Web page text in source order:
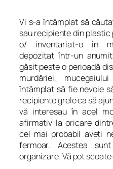
Vi s-a întâmplat să
sau recipiente din
o/ inventariat-o în
depozitat într-un
găsit peste o perioadă
murdăriei,
întâmplat să fie nevoie
recipiente grele ca să
vă interesau în acel
afirmativ la oricare
cel mai probabil aveţi
fermoar. Acestea
organizare. Vă pot